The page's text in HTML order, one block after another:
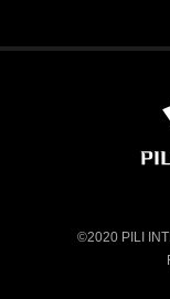
©2020 PILI